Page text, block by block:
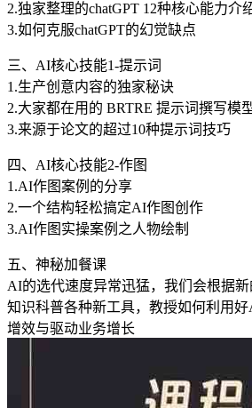
2.独家整理的chatGPT 12种核心能力介
3.如何克服chatGPT的幻觉缺点
三、AI核心技能1-提示词
1.生产创意内容的独家秘诀
2.大家都在用的 BRTRE 提示词撰写模
3.来源于论文的超过10种提示词技巧
四、AI核心技能2-作图
1.AI作图案例的分享
2.一个结构轻松搞定AI作图创作
3.AI作图实操案例之人物绘制
五、神秘加餐课
AI的选代速度异常迅猛，我们会根据
知识科普各种新工具，教授如何利用
增效与驱动业务增长